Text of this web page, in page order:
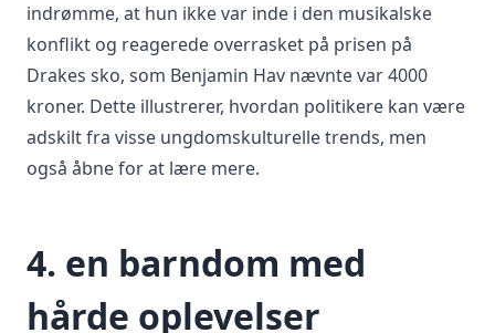
indrømme, at hun ikke var inde i den musikalske
konflikt og reagerede overrasket på prisen på
Drakes sko, som Benjamin Hav nævnte var 4000
kroner. Dette illustrerer, hvordan politikere kan være
adskilt fra visse ungdomskulturelle trends, men
også åbne for at lære mere.
4. en barndom med
hårde oplevelser